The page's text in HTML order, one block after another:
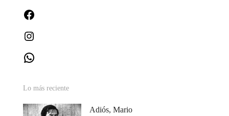
Lo más reciente
Adiós, Mario